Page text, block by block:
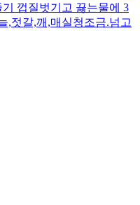
껍질벗기고 끓는물에 3
,젓갈,깨,매실청조금.넘고